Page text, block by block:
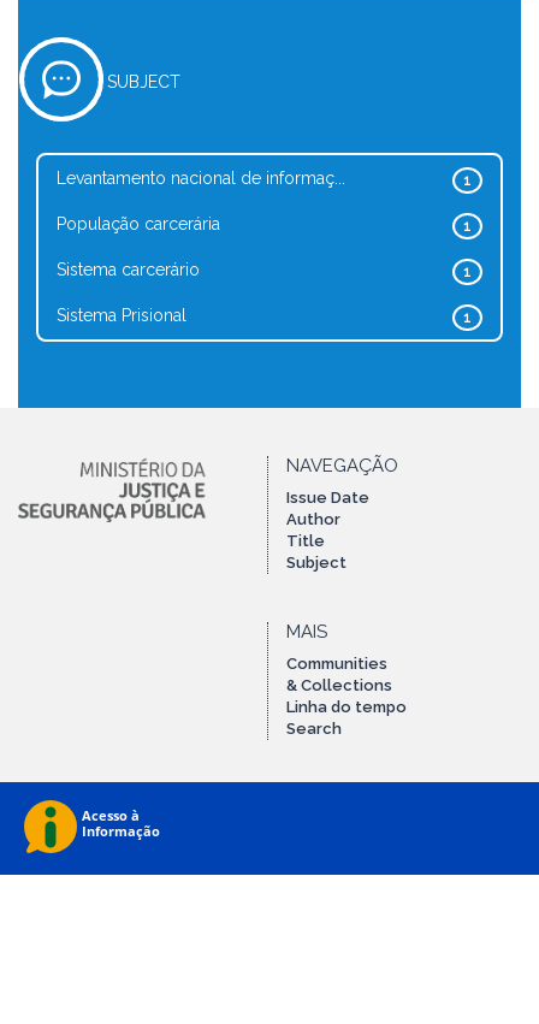
SUBJECT
1
Levantamento nacional de informaç...
1
População carcerária
1
Sistema carcerário
1
Sistema Prisional
NAVEGAÇÃO
Issue Date
Author
Title
Subject
MAIS
Communities
& Collections
Linha do tempo
Search